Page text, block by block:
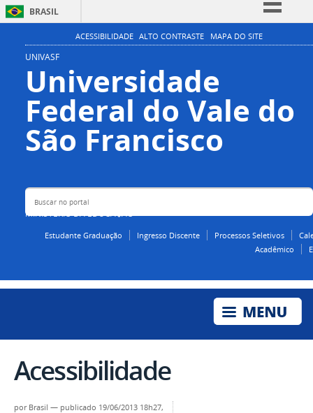
BRASIL
Simplifique!
Participe
Acesso à informação
Legislação
Canais
ACESSIBILIDADE ALTO CONTRASTE MAPA DO SITE
UNIVASF
Universidade
Federal do Vale do
São Francisco
MINISTÉRIO DA EDUCAÇÃO
Buscar no portal
Estudante Graduação Ingresso Discente Processos Seletivos
Acadêmico
Acessibilidade
por Brasil — publicado 19/06/2013 18h27,